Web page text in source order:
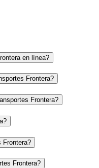
en línea?
Frontera?
Frontera?
Frontera?
Frontera?